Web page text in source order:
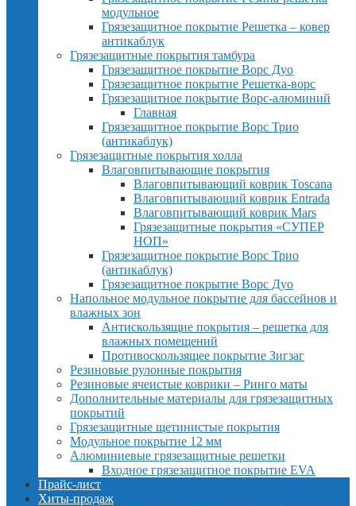
модульное
Грязезащитное покрытие Решетка – ковер
антикаблук
Грязезащитные покрытия тамбура
Грязезащитное покрытие Ворс Дуо
Грязезащитное покрытие Решетка-ворс
Грязезащитное покрытие Ворс-алюминий
Главная
Грязезащитное покрытие Ворс Трио
(антикаблук)
Грязезащитные покрытия холла
Влаговпитывающие покрытия
Влаговпитывающий коврик Toscana
Влаговпитывающий коврик Entrada
Влаговпитывающий коврик Mars
Грязезащитные покрытия «СУПЕР
НОП»
Грязезащитное покрытие Ворс Трио
(антикаблук)
Грязезащитное покрытие Ворс Дуо
Напольное модульное покрытие для бассейнов и
влажных зон
Антискользящие покрытия – решетка для
влажных помещений
Противоскользящее покрытие Зигзаг
Резиновые рулонные покрытия
Резиновые ячеистые коврики – Ринго маты
Дополнительные материалы для грязезащитных
покрытий
Грязезащитные щетинистые покрытия
Модульное покрытие 12 мм
Алюминиевые грязезащитные решетки
Входное грязезащитное покрытие EVA
Прайс-лист
Хиты-продаж